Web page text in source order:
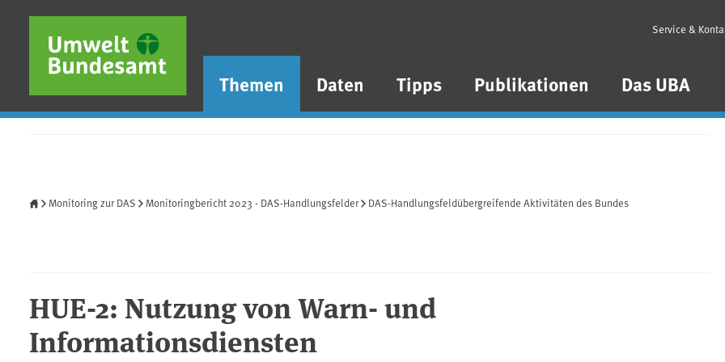
Direkt zum Inhalt
Direkt zum Hauptmenü
Direkt zur Fußzeile
Themen Daten Tipps Publikationen Das UBA
Service &
Monitoring zur DAS Monitoringbericht 2023 - DAS-Handlungsfelder DAS-Handlungsfeldübergreifende Aktivitäten des Bundes
HUE-2: Nutzung von Warn- und
Informationsdiensten